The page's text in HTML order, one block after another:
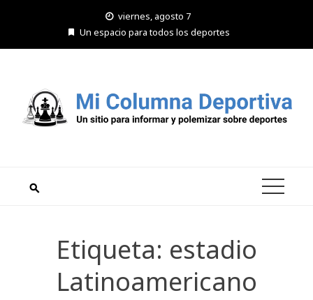
viernes, agosto 7
Un espacio para todos los deportes
Etiqueta: estadio
Latinoamericano